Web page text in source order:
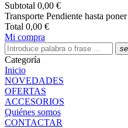
Subtotal 0,00 €
Transporte Pendiente hasta
Total 0,00 €
Mi compra
Categoría
Inicio
NOVEDADES
OFERTAS
ACCESORIOS
Quiénes somos
CONTACTAR